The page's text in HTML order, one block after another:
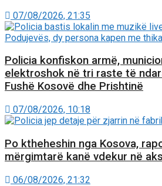
07/08/2026, 21:35
Policia konfiskon armë,
elektroshok në tri raste të
Fushë Kosovë dhe Prishtinë
07/08/2026, 10:18
Po ktheheshin nga Kosova,
mërgimtarë kanë vdekur në
06/08/2026, 21:32